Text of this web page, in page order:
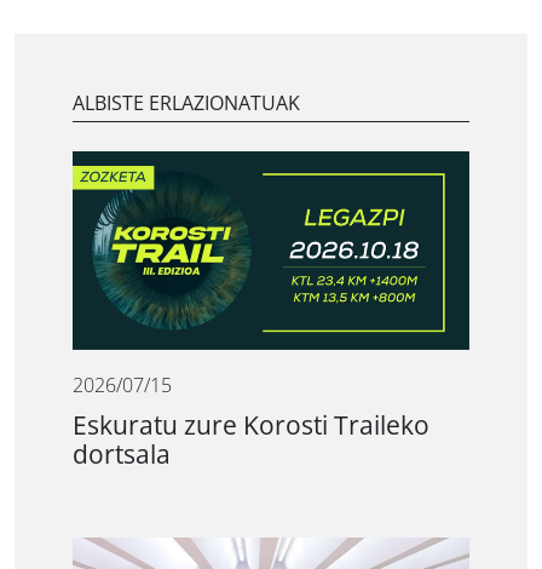
ALBISTE ERLAZIONATUAK
2026/07/15
Eskuratu zure Korosti Traileko
dortsala